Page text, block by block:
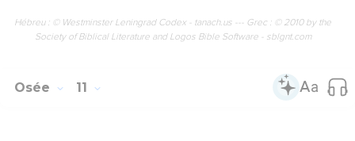
Hébreu : © Westminster Leningrad Codex - tanach.us --- Grec : © 2010 by the
Society of Biblical Literature and Logos Bible Software - sblgnt.com
Osée 11